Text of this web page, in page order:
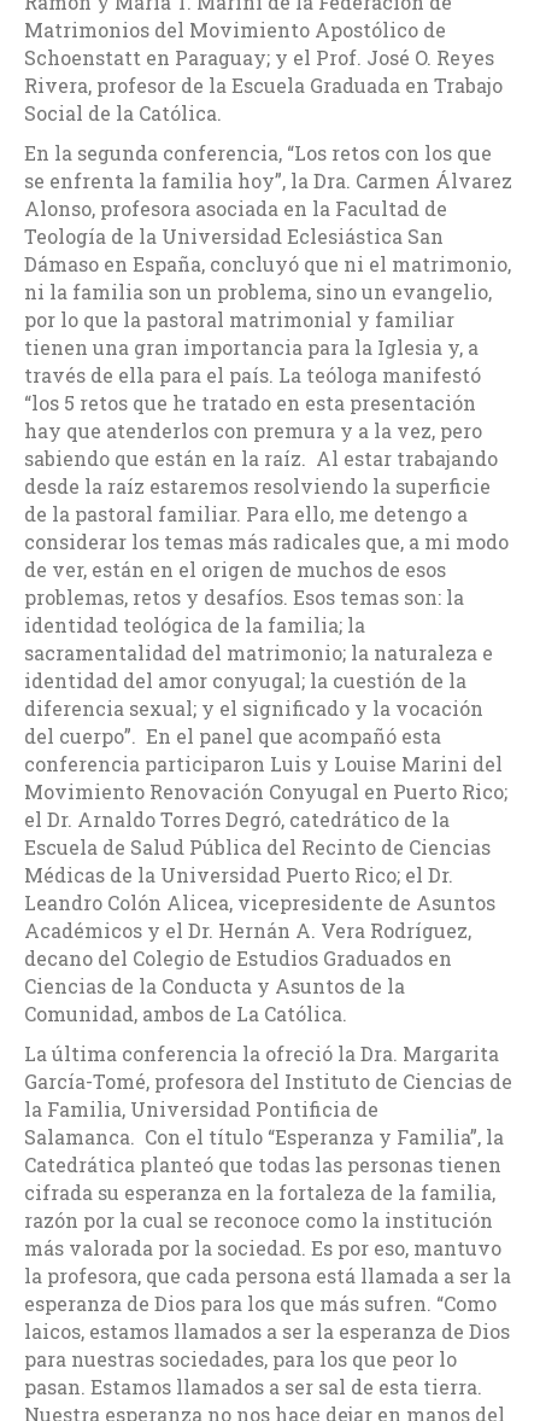
Matrimonios del Movimiento Apostólico de
Schoenstatt en Paraguay; y el Prof. José O. Reyes
Rivera, profesor de la Escuela Graduada en Trabajo
Social de la Católica.
En la segunda conferencia, “Los retos con los que
se enfrenta la familia hoy”, la Dra. Carmen Álvarez
Alonso, profesora asociada en la Facultad de
Teología de la Universidad Eclesiástica San
Dámaso en España, concluyó que ni el matrimonio,
ni la familia son un problema, sino un evangelio,
por lo que la pastoral matrimonial y familiar
tienen una gran importancia para la Iglesia y, a
través de ella para el país. La teóloga manifestó
“los 5 retos que he tratado en esta presentación
hay que atenderlos con premura y a la vez, pero
sabiendo que están en la raíz. Al estar trabajando
desde la raíz estaremos resolviendo la superficie
de la pastoral familiar. Para ello, me detengo a
considerar los temas más radicales que, a mi modo
de ver, están en el origen de muchos de esos
problemas, retos y desafíos. Esos temas son: la
identidad teológica de la familia; la
sacramentalidad del matrimonio; la naturaleza e
identidad del amor conyugal; la cuestión de la
diferencia sexual; y el significado y la vocación
del cuerpo”. En el panel que acompañó esta
conferencia participaron Luis y Louise Marini del
Movimiento Renovación Conyugal en Puerto Rico;
el Dr. Arnaldo Torres Degró, catedrático de la
Escuela de Salud Pública del Recinto de Ciencias
Médicas de la Universidad Puerto Rico; el Dr.
Leandro Colón Alicea, vicepresidente de Asuntos
Académicos y el Dr. Hernán A. Vera Rodríguez,
decano del Colegio de Estudios Graduados en
Ciencias de la Conducta y Asuntos de la
Comunidad, ambos de La Católica.
La última conferencia la ofreció la Dra. Margarita
García-Tomé, profesora del Instituto de Ciencias de
la Familia, Universidad Pontificia de
Salamanca. Con el título “Esperanza y Familia”, la
Catedrática planteó que todas las personas tienen
cifrada su esperanza en la fortaleza de la familia,
razón por la cual se reconoce como la institución
más valorada por la sociedad. Es por eso, mantuvo
la profesora, que cada persona está llamada a ser la
esperanza de Dios para los que más sufren. “Como
laicos, estamos llamados a ser la esperanza de Dios
para nuestras sociedades, para los que peor lo
pasan. Estamos llamados a ser sal de esta tierra.
Nuestra esperanza no nos hace dejar en manos del